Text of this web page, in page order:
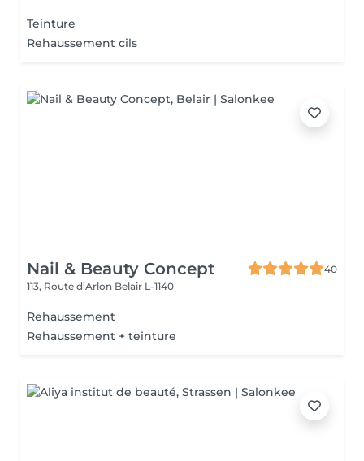
Teinture
Rehaussement cils
Nail & Beauty Concept
40
113, Route d’Arlon Belair L-1140
Rehaussement
Rehaussement + teinture